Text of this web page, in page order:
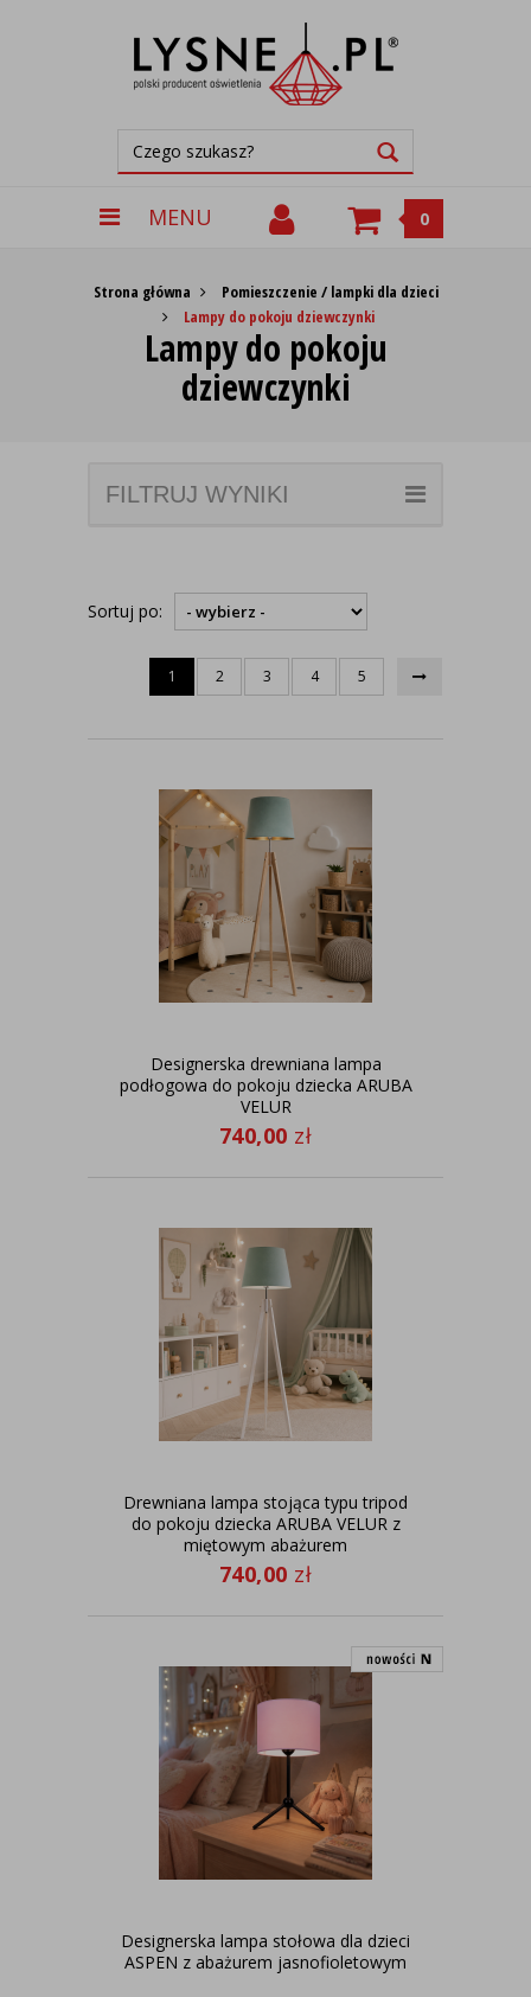
MENU 0
Strona główna
Pomieszczenie / lampki dla dzieci
Lampy do pokoju dziewczynki
Lampy do pokoju
dziewczynki
FILTRUJ WYNIKI
Sortuj po:
1 2 3 4 5
Designerska drewniana lampa
podłogowa do pokoju dziecka ARUBA
VELUR
740,00 zł
Drewniana lampa stojąca typu tripod
do pokoju dziecka ARUBA VELUR z
miętowym abażurem
740,00 zł
Designerska lampa stołowa dla dzieci
ASPEN z abażurem jasnofioletowym